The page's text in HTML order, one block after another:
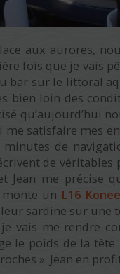
aux aurores,
fois que je vais
bar sur le littoral
bien loin des
qu’aujourd’hui
me satisfaire mes
de
de
Jean me précise
monte un L16
sardine sur une
je vais me rendre
le poids de la
». Jean en